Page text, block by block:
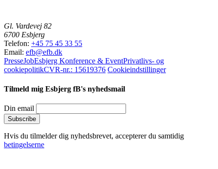
Gl. Vardevej 82
6700 Esbjerg
Telefon: +45 75 45 33 55
Email: efb@efb.dk
PresseJobEsbjerg Konference & EventPrivatlivs- og
cookiepolitikCVR-nr.: 15619376 Cookieindstillinger
Tilmeld mig Esbjerg fB's nyhedsmail
Din email
Hvis du tilmelder dig nyhedsbrevet, accepterer du samtidig
betingelserne